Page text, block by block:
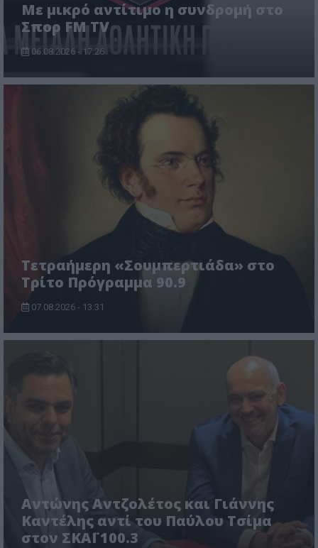
Με μικρό αντίτιμο η συνδρομή στο
Σπορ FM TV
06.08.2026 - 17:26
Τετραήμερη «Σουμπερτιάδα» στο
Τρίτο Πρόγραμμα 90.9
07.08.2026 - 13:31
Αντώνης Αντζολέτος και Γιάννης
Καντέλης αντί του Παύλου Τσίμα
στον ΣΚΑΪ 100.3